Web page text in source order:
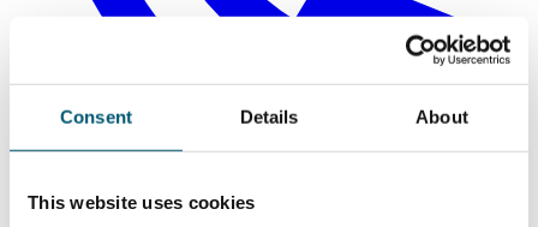
Consent Details About
This website uses cookies